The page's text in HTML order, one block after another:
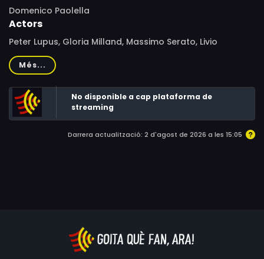
Domenico Paolella
Actors
Peter Lupus, Gloria Milland, Massimo Serato, Livio
Lorenzon, Piero Lulli, Walter Barnes, Andrea Checchi,
Dario Michaelis, Franco Ressel, Bruno Scipioni
Més...
No disponible a cap plataforma de
streaming
Darrera actualització: 2 d'agost de 2026 a les 15:05